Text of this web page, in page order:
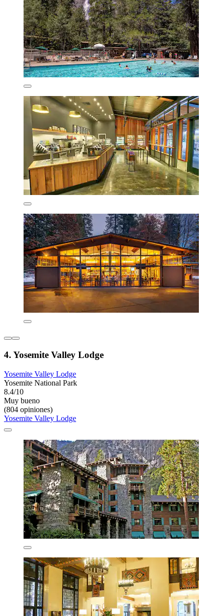
4. Yosemite Valley Lodge
Yosemite Valley Lodge
Yosemite National Park
8.4/10
Muy bueno
(804 opiniones)
Yosemite Valley Lodge